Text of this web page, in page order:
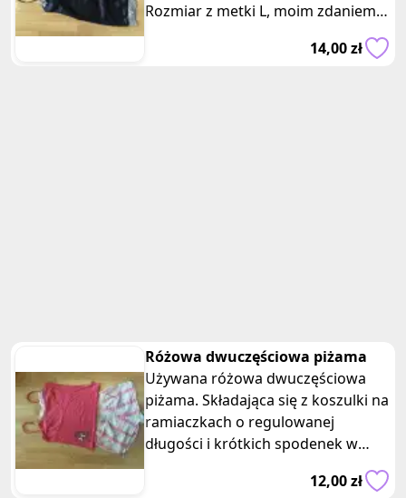
Rozmiar z metki L, moim zdaniem
spandex. Wymiary: 80 cm,14,00 zł
Różowa dwuczęściowa piżama
Używana różowa dwuczęściowa
piżama. Składająca się z koszulki na
ramiaczkach o regulowanej
długości i krótkich spodenek w
kratę. Firma melisa brown, rozmiar
z metki 38/40, moim zdaniem 36.
12,00 zł